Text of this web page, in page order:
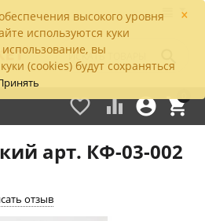
×
высокого уровня
используются куки
вы
(cookies) будут сохраняться


 
арт. КФ-03-002
отзыв